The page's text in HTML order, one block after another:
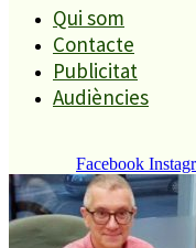
Qui som
Contacte
Publicitat
Audiències
Facebook
més de
Popular
Foto: